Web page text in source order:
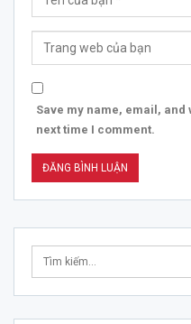
Save my name, email,
next time I comment.